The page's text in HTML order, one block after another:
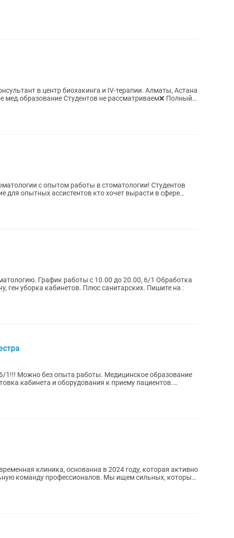
в центр биохакинга и IV-терапии. Алматы, Астана
с опытом работы в стоматологии! Студентов
для опытных ассистентов кто хочет вырасти в сфере
График работы с 10.00 до 20.00, 6/1 Обработка
ген уборка кабинетов. Плюс санитарских. Пишите на :
Можно без опыта работы. Медицинское образование
кабинета и оборудования к приему пациентов.
клиника, основанна в 2024 году, которая активно
Мы ищем сильных, которые